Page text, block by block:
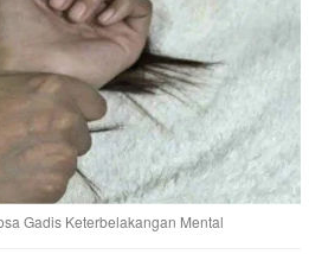
Gadis Keterbelakangan Mental